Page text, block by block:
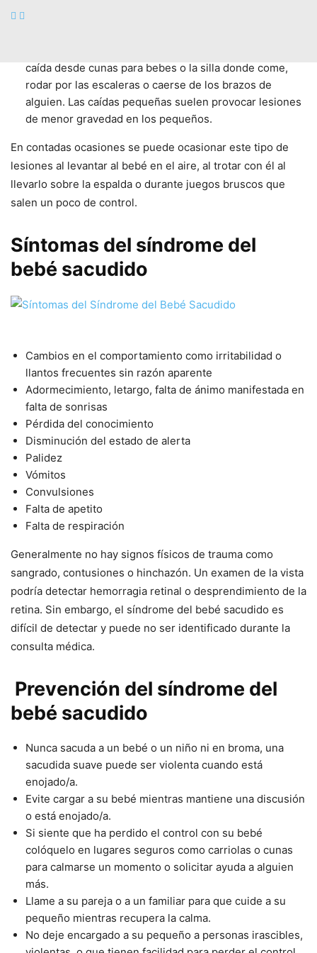
caída desde cunas para bebes o la silla donde come,
rodar por las escaleras o caerse de los brazos de
alguien. Las caídas pequeñas suelen provocar lesiones
de menor gravedad en los pequeños.
En contadas ocasiones se puede ocasionar este tipo de
lesiones al levantar al bebé en el aire, al trotar con él al
llevarlo sobre la espalda o durante juegos bruscos que
salen un poco de control.
Síntomas del síndrome del
bebé sacudido
Cambios en el comportamiento como irritabilidad o
llantos frecuentes sin razón aparente
Adormecimiento, letargo, falta de ánimo manifestada en
falta de sonrisas
Pérdida del conocimiento
Disminución del estado de alerta
Palidez
Vómitos
Convulsiones
Falta de apetito
Falta de respiración
Generalmente no hay signos físicos de trauma como
sangrado, contusiones o hinchazón. Un examen de la vista
podría detectar hemorragia retinal o desprendimiento de la
retina. Sin embargo, el síndrome del bebé sacudido es
difícil de detectar y puede no ser identificado durante la
consulta médica.
Prevención del síndrome del
bebé sacudido
Nunca sacuda a un bebé o un niño ni en broma, una
sacudida suave puede ser violenta cuando está
enojado/a.
Evite cargar a su bebé mientras mantiene una discusión
o está enojado/a.
Si siente que ha perdido el control con su bebé
colóquelo en lugares seguros como carriolas o cunas
para calmarse un momento o solicitar ayuda a alguien
más.
Llame a su pareja o a un familiar para que cuide a su
pequeño mientras recupera la calma.
No deje encargado a su pequeño a personas irascibles,